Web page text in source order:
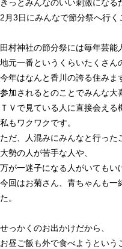
きっとみんなのいい刺激になる
2月3日にみんなで節分祭へ行く
田村神社の節分祭には毎年芸能
地元一番というくらいたくさん
今年はなんと香川の誇る住みま
参加されるとのことでみんな大
ＴＶで見ている人に直接会える
私もワクワクです。
ただ、人混みにみんなと行った
大勢の人が苦手な人や、
万が一迷子になる人がいてもい
今回はお菊さん、青ちゃんも一
た。
せっかくのお出かけだから、
お昼ご飯も外で食べようという